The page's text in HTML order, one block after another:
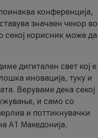
конференција,
значаен чекор во
секој корисник може да
дигитален свет кој е
иновација, туку и
Веруваме дека секој
и само со
и поттикнувачки
А1 Македонија.